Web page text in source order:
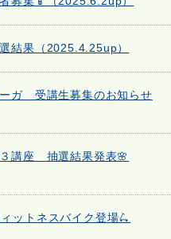
結果（2025.4.25up）
ガ 受講生募集のお知らせ
講座 抽選結果発表🌸
ットネスバイク登場🛴